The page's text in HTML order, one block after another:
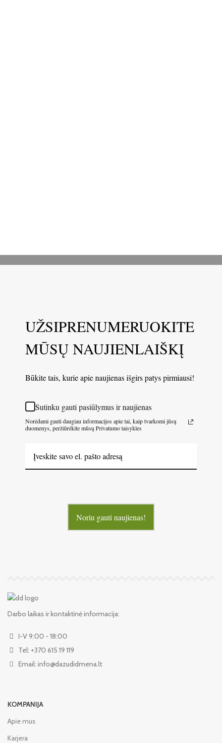
UŽSIPRENUMERUOKITE
MŪSŲ NAUJIENLAIŠKĮ
Būkite tais, kurie apie naujienas išgirs patys pirmiausi!
Sutinku gauti pasiūlymus ir naujienas
Norėdami gauti daugiau informacijos apie tai, kaip tvarkomi jūsų
duomenys, peržiūrėkite mūsų Privatumo taisykles
Noriu gauti naujienas!
Darbo laikas ir kontaktinė informacija:
I-V 9:00 - 18:00
Tel: +370 615 19 119
Email: info@dazudidmena.lt
KOMPANIJA
Apie mus
Karjera